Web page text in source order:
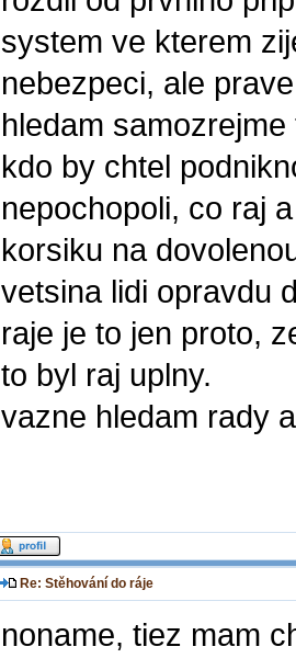
system ve kterem
nebezpeci, ale
hledam
kdo by chtel
nepochopoli, co raj
korsiku na
vetsina lidi opravdu
raje je to jen proto,
to byl raj uplny.
vazne hledam rady
Re: Stěhování do ráje
noname, tiez mam